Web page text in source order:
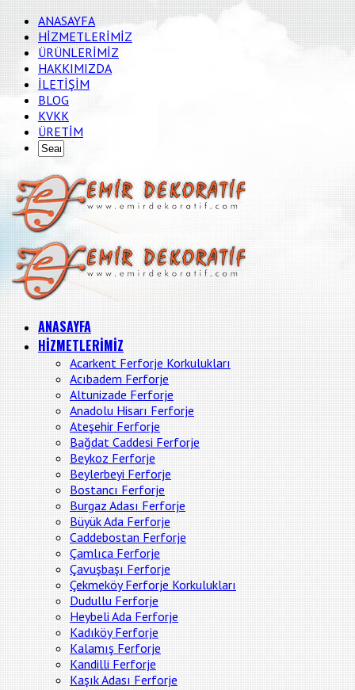
ANASAYFA
HİZMETLERİMİZ
ÜRÜNLERİMİZ
HAKKIMIZDA
İLETİŞİM
BLOG
KVKK
ÜRETİM
ANASAYFA
HİZMETLERİMİZ
Acarkent Ferforje Korkulukları
Acıbadem Ferforje
Altunizade Ferforje
Anadolu Hisarı Ferforje
Ateşehir Ferforje
Bağdat Caddesi Ferforje
Beykoz Ferforje
Beylerbeyi Ferforje
Bostancı Ferforje
Burgaz Adası Ferforje
Büyük Ada Ferforje
Caddebostan Ferforje
Çamlıca Ferforje
Çavuşbaşı Ferforje
Çekmeköy Ferforje Korkulukları
Dudullu Ferforje
Heybeli Ada Ferforje
Kadıköy Ferforje
Kalamış Ferforje
Kandilli Ferforje
Kaşık Adası Ferforje